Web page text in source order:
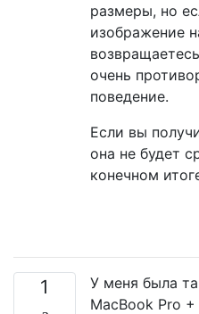
размеры, но
изображение
очень
поведение.
Если вы
она не будет
конечном
1
У меня была
MacBook Pro +